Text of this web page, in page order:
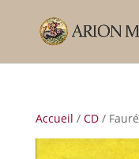
Accueil / CD/